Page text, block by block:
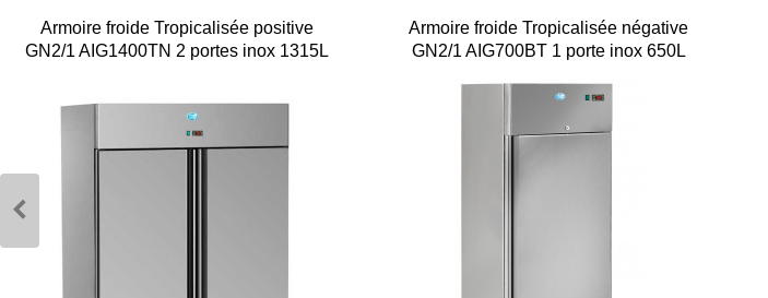
Armoire froide Tropicalisée positive
GN2/1 AIG1400TN 2 portes inox 1315L
Armoire froide Tropicalisée négative
GN2/1 AIG700BT 1 porte inox 650L